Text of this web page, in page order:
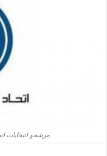
مرشحو انتخابات